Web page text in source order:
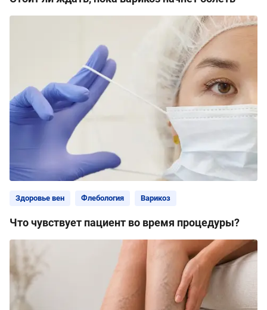
Здоровье вен Флебология Варикоз
Что чувствует пациент во время процедуры?